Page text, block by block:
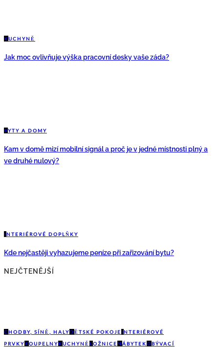
KUCHYNĚ
Jak moc ovlivňuje výška pracovní desky vaše záda?
BYTY A DOMY
Kam v domě mizí mobilní signál a proč je v jedné místnosti plný a
ve druhé nulový?
INTERIÉROVÉ DOPLŇKY
Kde nejčastěji vyhazujeme peníze při zařizování bytu?
NEJČTENĚJŠÍ
CHODBY, SÍNĚ, HALYDĚTSKÉ POKOJE INTERIÉROVÉ
PRVKYKOUPELNYKUCHYNĚLOŽNICEN ÁBYTEKOBÝVACÍ